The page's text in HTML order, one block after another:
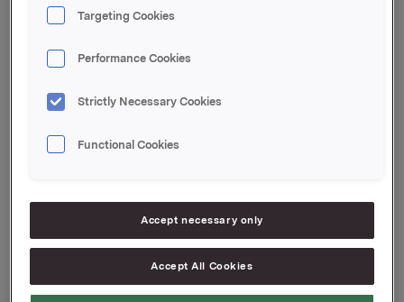
Auteursrechtelijke bepalingen
auteursrechtelijk beschermd. De inhoud mag vrij
worden gedistribueeerd of verveelvoudigd of
elektronisch worden opgeslagen. Dit geldt echter
uitsluitend bij correcte bronvermelding.
Disclaimer
Wij streven ernaar dat onze websites altijd actuele en
juiste informatie bevatten. Het kan echter gebeuren
dat informatie op een website desondanks onvolledig,
Targeting Cookies
Performance Cookies
Strictly Necessary Cookies
Functional Cookies
Accept necessary only
Accept All Cookies